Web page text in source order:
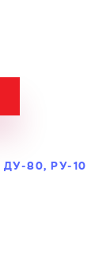
80, РУ-10